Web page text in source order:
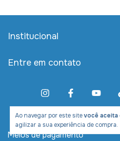
Ao navegar por este sitevocê aceita
agilizar a sua experiência de compra.
Institucional
Entre em contato
Meios de pagamento